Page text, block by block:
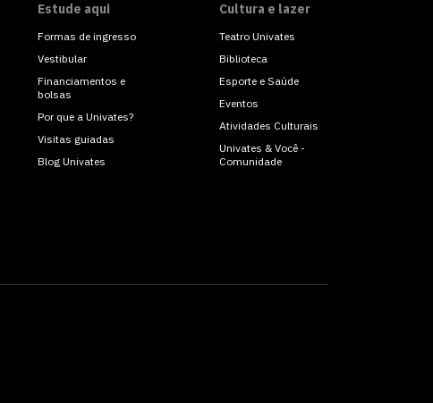
Estude aqui
Formas de ingresso
Vestibular
Financiamentos e
bolsas
Por que a Univates?
Visitas guiadas
Blog Univates
Cultura e lazer
Teatro Univates
Biblioteca
Esporte e Saúde
Eventos
Atividades Culturais
Univates & Você -
Comunidade